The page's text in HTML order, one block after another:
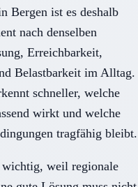
Bergen ist es deshalb
nach denselben
Erreichbarkeit,
Belastbarkeit im Alltag.
schneller, welche
wirkt und welche
tragfähig bleibt.
weil regionale